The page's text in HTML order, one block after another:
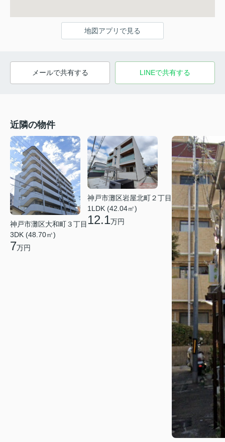
地図アプリで見る
メールで共有する LINEで共有する
近隣の物件
神戸市灘区大和町３丁目
3DK (48.70㎡)
7万円
神戸市灘区岩屋北町２丁目
1LDK (42.04㎡)
12.1万円